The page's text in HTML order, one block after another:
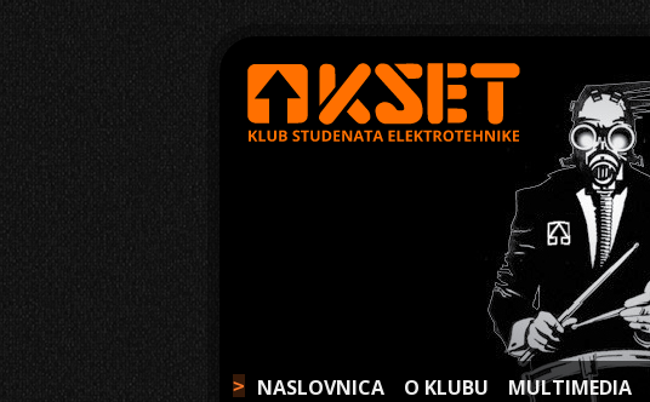
> NASLOVNICA O KLUBU MULTIMEDIA